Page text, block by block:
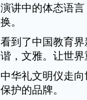
演讲中的体态语
换。
看到了中国教育
谐，文雅。让世
中华礼文明仪走
保护的品牌。